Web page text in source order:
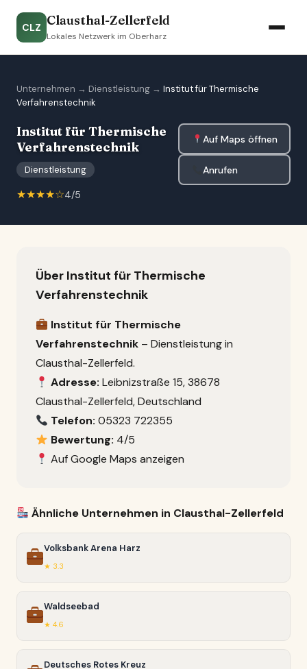
CLZ Clausthal-Zellerfeld
Lokales Netzwerk im Oberharz
Unternehmen → Dienstleistung → Institut für Thermische
Verfahrenstechnik
Institut für Thermische
Verfahrenstechnik
Dienstleistung
★★★★☆4/5
Auf Maps öffnen
Anrufen
Über Institut für Thermische
Verfahrenstechnik
Institut für Thermische
Verfahrenstechnik – Dienstleistung in
Clausthal-Zellerfeld.
Adresse: Leibnizstraße 15, 38678
Clausthal-Zellerfeld, Deutschland
Telefon: 05323 722355
Bewertung: 4/5
Auf Google Maps anzeigen
Ähnliche Unternehmen in Clausthal-Zellerfeld
Volksbank Arena Harz
★ 3.3
Waldseebad
★ 4.6
Deutsches Rotes Kreuz